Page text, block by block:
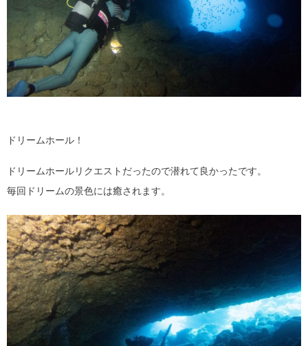
ドリームホール！
ドリームホールリクエストだったので潜れて良かったです。
毎回ドリームの景色には癒されます。